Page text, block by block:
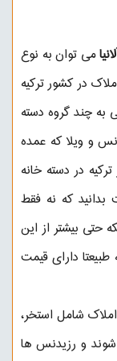
می توان به نوع
در کشور ترکیه
به چند گروه دسته
و ویلا که عمده
در دسته خانه
که نه فقط
بلکه حتی بیشتر از این
دارای قیمت
شامل استخر،
و رزیدنس ها